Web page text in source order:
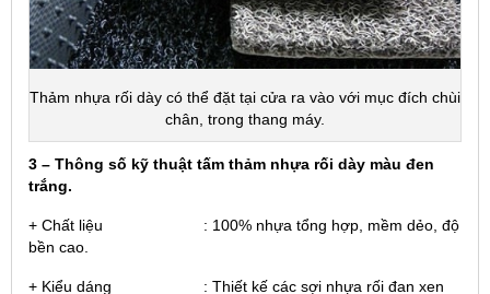
Thảm nhựa rối dày có thể đặt tại cửa ra vào với mục đích chùi
chân, trong thang máy.
3 – Thông số kỹ thuật tấm thảm nhựa rối dày màu đen
trắng.
+ Chất liệu : 100% nhựa tổng hợp, mềm dẻo, độ
bền cao.
+ Kiểu dáng : Thiết kế các sợi nhựa rối đan xen